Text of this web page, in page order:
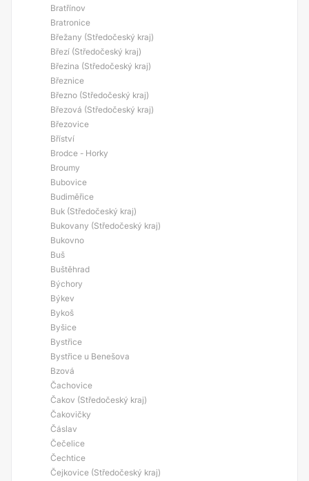
Bratřínov
Bratronice
Břežany (Středočeský kraj)
Březí (Středočeský kraj)
Březina (Středočeský kraj)
Březnice
Březno (Středočeský kraj)
Březová (Středočeský kraj)
Březovice
Bříství
Brodce - Horky
Broumy
Bubovice
Budiměřice
Buk (Středočeský kraj)
Bukovany (Středočeský kraj)
Bukovno
Buš
Buštěhrad
Býchory
Býkev
Bykoš
Byšice
Bystřice
Bystřice u Benešova
Bzová
Čachovice
Čakov (Středočeský kraj)
Čakovičky
Čáslav
Čečelice
Čechtice
Čejkovice (Středočeský kraj)